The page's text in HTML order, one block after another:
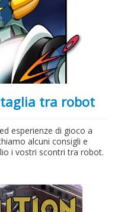
tra robot
esperienze di gioco a
alcuni consigli e
i vostri scontri tra robot.